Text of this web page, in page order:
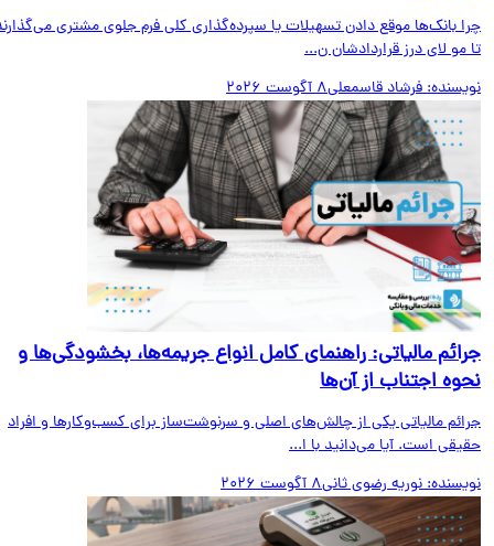
بانک‌ها موقع دادن تسهیلات یا سپرده‌گذاری کلی فرم جلوی مشتری می‌گذارند
مو لای درز قراردادشان ن...
فرشاد قاسمعلی8 آگوست 2026
مالیاتی: راهنمای کامل انواع جریمه‌ها، بخشودگی‌ها و
اجتناب از آن‌ها
مالیاتی یکی از چالش‌های اصلی و سرنوشت‌ساز برای کسب‌وکارها و افراد
است. آیا می‌دانید با ا...
نوریه رضوی ثانی8 آگوست 2026